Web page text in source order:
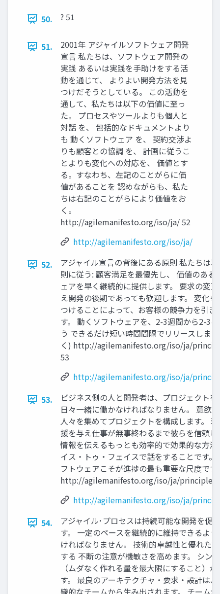
50. ? 51
51.
2001年 アジャイルソフトウェア開発
宣言 私たちは、ソフトウェア開発の
実践 あるいは実践を手助けをする活
動を通じて、 よりよい開発方法を見
つけだそうとしている。 この活動を
通して、私たちは以下の価値に至っ
た。 プロセスやツールよりも個人と
対話 を、 包括的なドキュメントより
も 動くソフトウェア を、 契約交渉よ
りも顧客との協調 を、 計画に従うこ
とよりも変化への対応を、 価値とす
る。すなわち、左記のことがらに価
値があることを 認めながらも、私た
ちは右記のことがらにより価値をお
く。
http://agilemanifesto.org/iso/ja/ 52
http://agilemanifesto.org/iso/ja/
52.
アジャイル宣言の背後にある原則 私たちは
則に従う: 顧客満足を最優先し、 価値のある
ェアを早く継続的に提供します。 要求の変
え開発の後期であっても歓迎します。 変化
つけることによって、お客様の競争力を引き
す。 動くソフトウェアを、2-3週間から2-3
う できるだけ短い時間間隔でリリースしま
く) http://agilemanifesto.org/iso/ja/
53
http://agilemanifesto.org/iso/ja/
53.
ビジネス側の人と開発者は、プロジェクト
日々一緒に働かなければなりません。 意欲
人々を集めてプロジェクトを構成します。
援を与え仕事が無事終わるまで彼らを信頼し
情報を伝えるもっとも効率的で効果的な方法
イス・トゥ・フェイスで話をすることです。
フトウェアこそが進捗の最も重要な尺度です
http://agilemanifesto.org/iso/ja/
http://agilemanifesto.org/iso/ja/
54.
アジャイル･プロセスは持続可能な開発を促
す。 一定のペースを継続的に維持できるよ
ければなりません。 技術的卓越性と優れた
する 不断の注意が機敏さを高めます。 シン
（ムダなく作れる量を最大限にすること）
す。 最良のアーキテクチャ・要求・設計は